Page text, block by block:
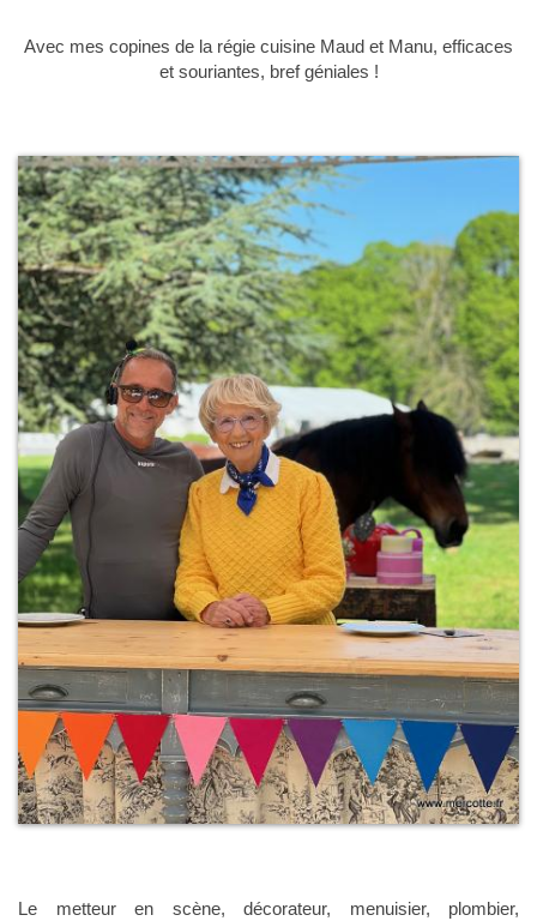
Avec mes copines de la régie cuisine Maud et Manu, efficaces
et souriantes, bref géniales !
Le metteur en scène, décorateur, menuisier, plombier,